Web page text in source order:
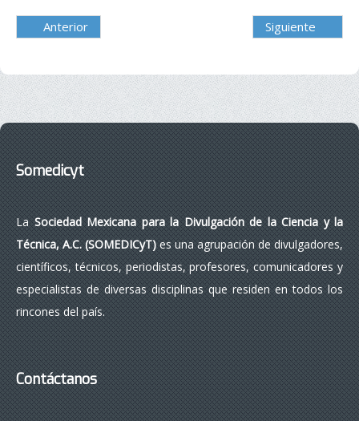
Anterior Siguiente
Somedicyt
LaSociedad Mexicana para la Divulgación de la Ciencia y la
Técnica, A.C. (SOMEDICyT)es una agrupación de divulgadores,
científicos, técnicos, periodistas, profesores, comunicadores y
especialistas de diversas disciplinas que residen en todos los
rincones del país.
Contáctanos